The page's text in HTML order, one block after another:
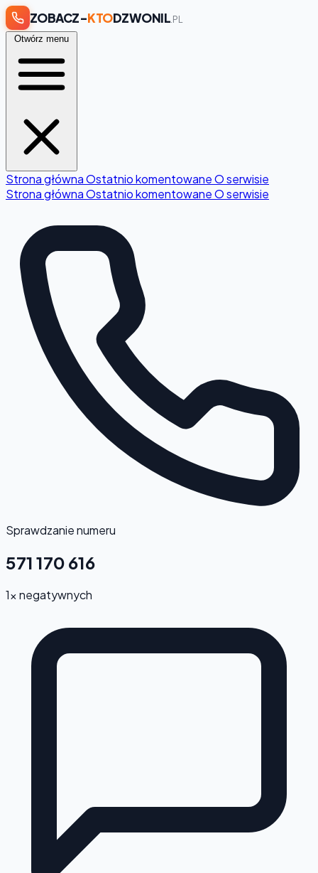
ZOBACZ-KTODZWONIL .PL
Otwórz menu
Strona głównaOstatnio komentowaneO serwisie
Strona głównaOstatnio komentowaneO serwisie
Sprawdzanie numeru
571 170 616
1x negatywnych